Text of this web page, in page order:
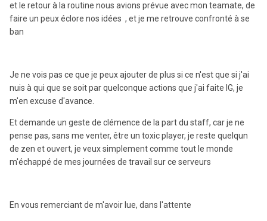
et le retour à la routine nous avions prévue avec mon teamate, de
faire un peux éclore nos idées , et je me retrouve confronté à se
ban
Je ne vois pas ce que je peux ajouter de plus si ce n'est que si j'ai
nuis à qui que se soit par quelconque actions que j'ai faite IG, je
m'en excuse d'avance.
Et demande un geste de clémence de la part du staff, car je ne
pense pas, sans me venter, être un toxic player, je reste quelqun
de zen et ouvert, je veux simplement comme tout le monde
m'échappé de mes journées de travail sur ce serveurs
En vous remerciant de m'avoir lue, dans l'attente